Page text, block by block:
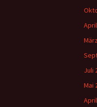
Juli
Mai